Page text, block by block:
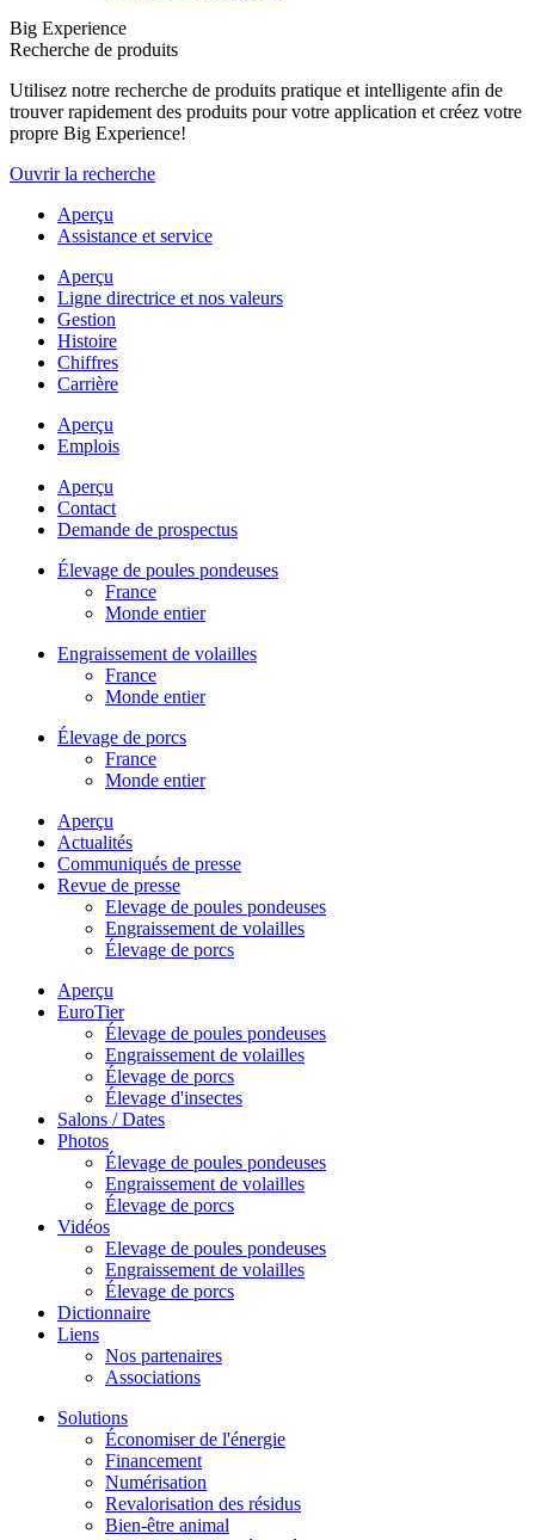
Big Experience
Recherche de produits
Utilisez notre recherche de produits pratique et intelligente afin de
trouver rapidement des produits pour votre application et créez votre
propre Big Experience!
Ouvrir la recherche
Aperçu
Assistance et service
Aperçu
Ligne directrice et nos valeurs
Gestion
Histoire
Chiffres
Carrière
Aperçu
Emplois
Aperçu
Contact
Demande de prospectus
Élevage de poules pondeuses
France
Monde entier
Engraissement de volailles
France
Monde entier
Élevage de porcs
France
Monde entier
Aperçu
Actualités
Communiqués de presse
Revue de presse
Elevage de poules pondeuses
Engraissement de volailles
Élevage de porcs
Aperçu
EuroTier
Élevage de poules pondeuses
Engraissement de volailles
Élevage de porcs
Élevage d'insectes
Salons / Dates
Photos
Élevage de poules pondeuses
Engraissement de volailles
Élevage de porcs
Vidéos
Elevage de poules pondeuses
Engraissement de volailles
Élevage de porcs
Dictionnaire
Liens
Nos partenaires
Associations
Solutions
Économiser de l'énergie
Financement
Numérisation
Revalorisation des résidus
Bien-être animal